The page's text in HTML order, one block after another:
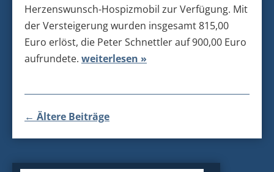
Herzenswunsch-Hospizmobil zur Verfügung. Mit
der Versteigerung wurden insgesamt 815,00
Euro erlöst, die Peter Schnettler auf 900,00 Euro
aufrundete. weiterlesen »
Beitragsnavigation
← Ältere Beiträge